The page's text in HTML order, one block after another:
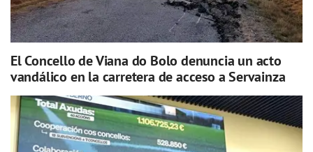
El Concello de Viana do Bolo denuncia un acto
vandálico en la carretera de acceso a Servainza